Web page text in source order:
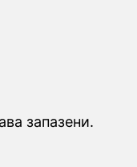
запазени.